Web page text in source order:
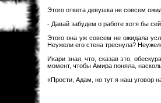
Этого ответа девушка не совсем
- Давай забудем о работе хотя бы
Этого она уж совсем не ожидала
Неужели его стена треснула?
Икари знал, что, сказав это,
момент, чтобы Амира поняла,
«Прости, Адам, но тут я наш уговор